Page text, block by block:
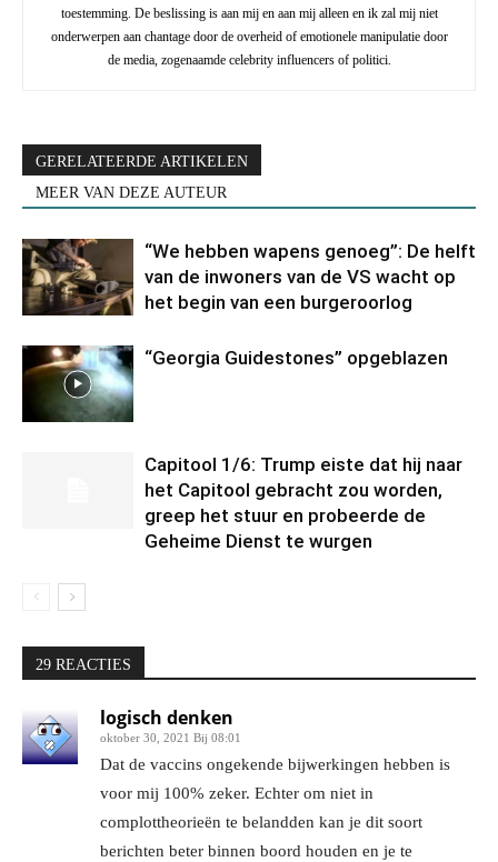
toestemming. De beslissing is aan mij en aan mij alleen en ik zal mij niet
onderwerpen aan chantage door de overheid of emotionele manipulatie door
de media, zogenaamde celebrity influencers of politici.
GERELATEERDE ARTIKELEN
MEER VAN DEZE AUTEUR
“We hebben wapens genoeg”: De helft
van de inwoners van de VS wacht op
het begin van een burgeroorlog
“Georgia Guidestones” opgeblazen
Capitool 1/6: Trump eiste dat hij naar
het Capitool gebracht zou worden,
greep het stuur en probeerde de
Geheime Dienst te wurgen
29 REACTIES
logisch denken
oktober 30, 2021 Bij 08:01
Dat de vaccins ongekende bijwerkingen hebben is
voor mij 100% zeker. Echter om niet in
complottheorieën te belandden kan je dit soort
berichten beter binnen boord houden en je te